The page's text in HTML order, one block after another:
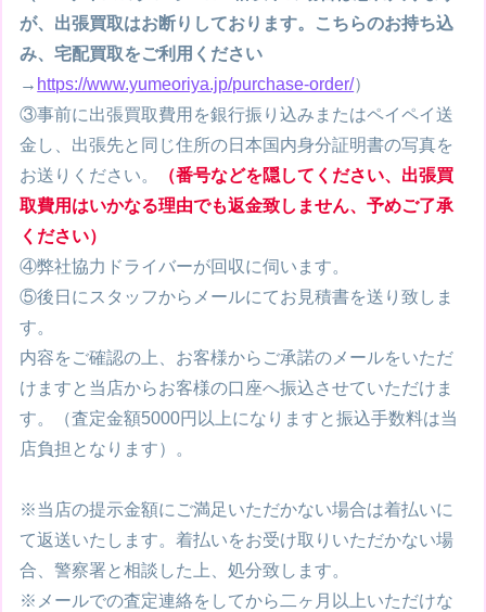
が、出張買取はお断りしております。こちらのお持ち込
み、宅配買取をご利用ください
→ https://www.yumeoriya.jp/purchase-order/）
③事前に出張買取費用を銀行振り込みまたはペイペイ送
金し、出張先と同じ住所の日本国内身分証明書の写真を
お送りください。
（番号などを隠してください、出張買
取費用はいかなる理由でも返金致しません、予めご了承
ください）
④弊社協力ドライバーが回収に伺います。
⑤後日にスタッフからメールにてお見積書を送り致しま
す。
内容をご確認の上、お客様からご承諾のメールをいただ
けますと当店からお客様の口座へ振込させていただけま
す。（査定金額5000円以上になりますと振込手数料は当
店負担となります）。
※当店の提示金額にご満足いただかない場合は着払いに
て返送いたします。着払いをお受け取りいただかない場
合、警察署と相談した上、処分致します。
※メールでの査定連絡をしてから二ヶ月以上いただけな